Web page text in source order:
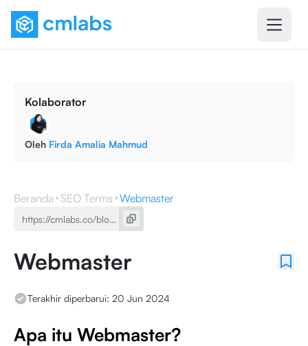
Kolaborator
Oleh Firda Amalia Mahmud
Beranda SEO Terms Webmaster
Webmaster
Terakhir diperbarui: 20 Jun 2024
Apa itu Webmaster?